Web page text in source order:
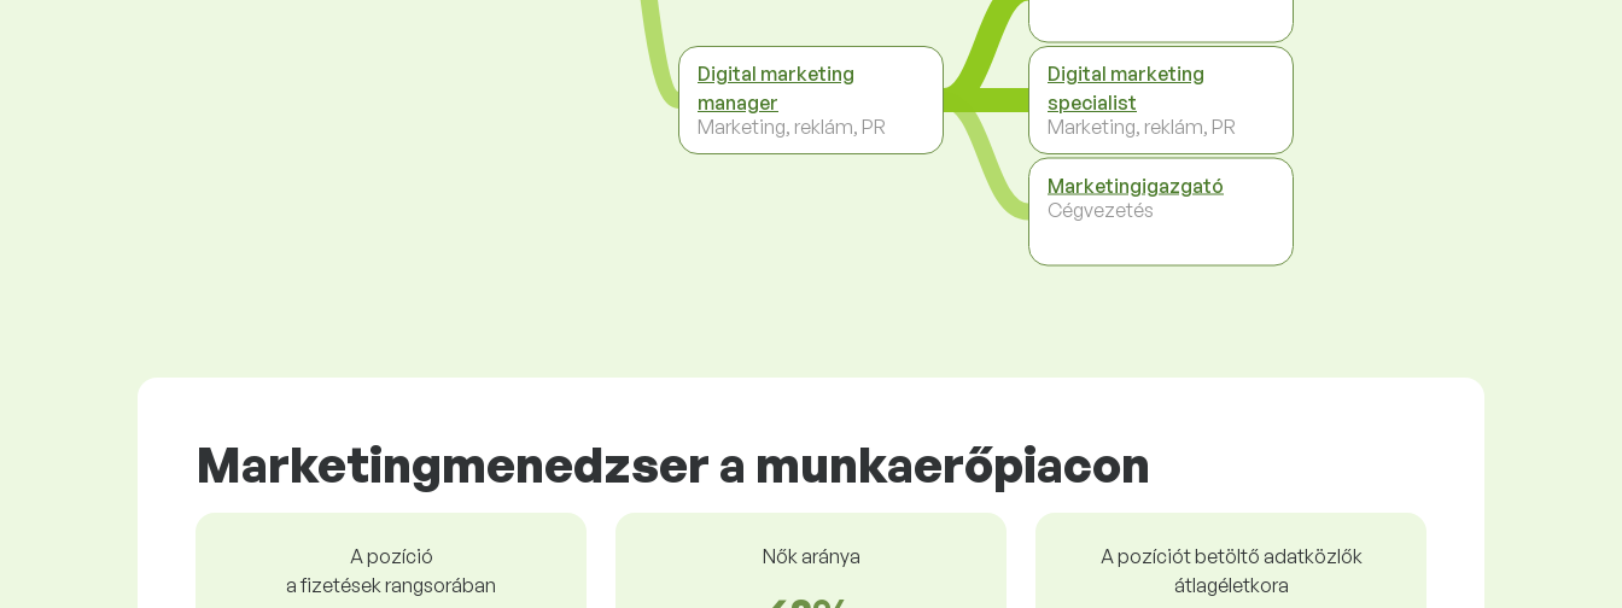
Digital marketing
manager
Marketing, reklám, PR
Digital marketing
specialist
Marketing, reklám, PR
Marketingigazgató
Cégvezetés
Marketingmenedzser a munkaerőpiacon
A pozíció
a fizetések rangsorában
Nők aránya
A pozíciót betöltő adatközlők
átlagéletkora